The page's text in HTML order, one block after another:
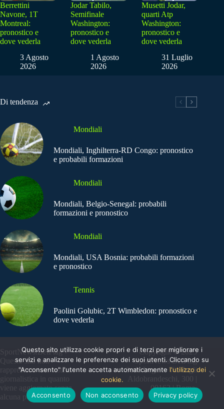
Berrettini
Navone, 1T
Montreal:
pronostico e
dove vederla
3 Agosto
2026
Jodar Tabilo,
Semifinale
Washington:
pronostico e
dove vederla
1 Agosto
2026
Musetti Jodar,
quarti Atp
Washington:
pronostico e
dove vederla
31 Luglio
2026
Di tendenza
Mondiali
Mondiali, Inghilterra-RD Congo: pronostico
e probabili formazioni
Mondiali
Mondiali, Belgio-Senegal: probabili
formazioni e pronostico
Mondiali
Mondiali, USA Bosnia: probabili formazioni
e pronostico
Tennis
Paolini Golubic, 2T Wimbledon: pronostico e
dove vederla
SportNews.BetFlag -
Questo sito non
rappresenta una testata
giornalistica in quanto
viene aggiornato senza
alcuna periodicità
Copyright © 2025
SportNews BetFlag
Sede Legale: Via degli
Aldobrandeschi, 300 |
00163 | Roma
Questo sito utilizza cookie propri e di terzi per migliorare i
servizi e analizzare le preferenze dei suoi utenti. Cliccando su
"Acconsento" l'utente accetta automaticamente l'utilizzo dei
cookie.
Acconsento
Non acconsento Privacy policy